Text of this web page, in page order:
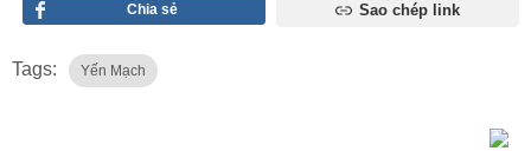
Chia sẻ Sao chép link
Tags: Yến Mạch